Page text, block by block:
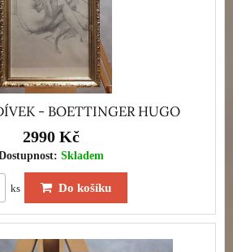
- BOETTINGER HUGO
2990 Kč
Skladem
ks Do košíku